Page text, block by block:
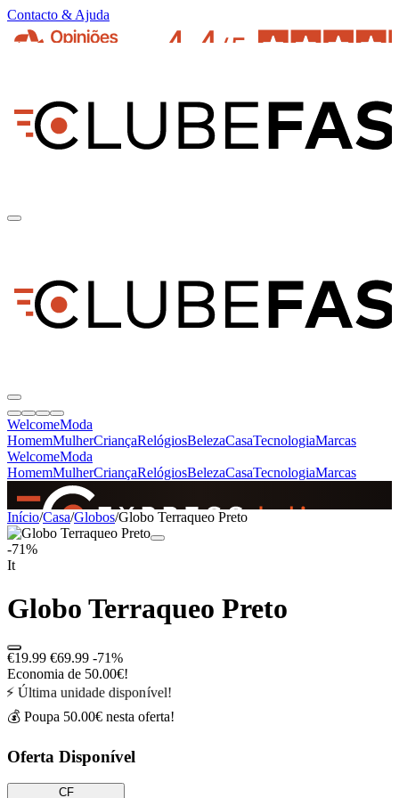
Contacto & Ajuda
WelcomeModa
HomemMulherCriançaRelógiosBelezaCasaTecnologiaMarcas
WelcomeModa
HomemMulherCriançaRelógiosBelezaCasaTecnologiaMarcas
SINCE 2005
Início/Casa/Globos/Globo Terraqueo Preto
-71%
It
Globo Terraqueo Preto
€19.99 €69.99 -71%
Economia de 50.00€!
⚡ Última unidade disponível!
💰 Poupa 50.00€ nesta oferta!
Oferta Disponível
CF